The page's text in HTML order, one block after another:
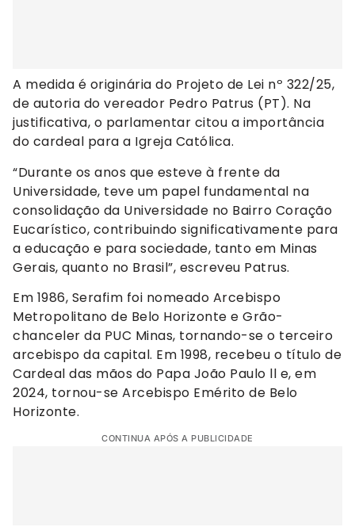
A medida é originária do Projeto de Lei nº 322/25,
de autoria do vereador Pedro Patrus (PT). Na
justificativa, o parlamentar citou a importância
do cardeal para a Igreja Católica.
“Durante os anos que esteve à frente da
Universidade, teve um papel fundamental na
consolidação da Universidade no Bairro Coração
Eucarístico, contribuindo significativamente para
a educação e para sociedade, tanto em Minas
Gerais, quanto no Brasil”, escreveu Patrus.
Em 1986, Serafim foi nomeado Arcebispo
Metropolitano de Belo Horizonte e Grão-
chanceler da PUC Minas, tornando-se o terceiro
arcebispo da capital. Em 1998, recebeu o título de
Cardeal das mãos do Papa João Paulo ll e, em
2024, tornou-se Arcebispo Emérito de Belo
Horizonte.
CONTINUA APÓS A PUBLICIDADE